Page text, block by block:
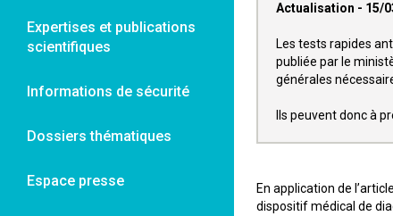
Expertises et publications
scientifiques
Informations de sécurité
Dossiers thématiques
Espace presse
Actualisation - 15/
Les tests rapides
publiée par le
générales
Ils peuvent donc à
En application de
dispositif médical de